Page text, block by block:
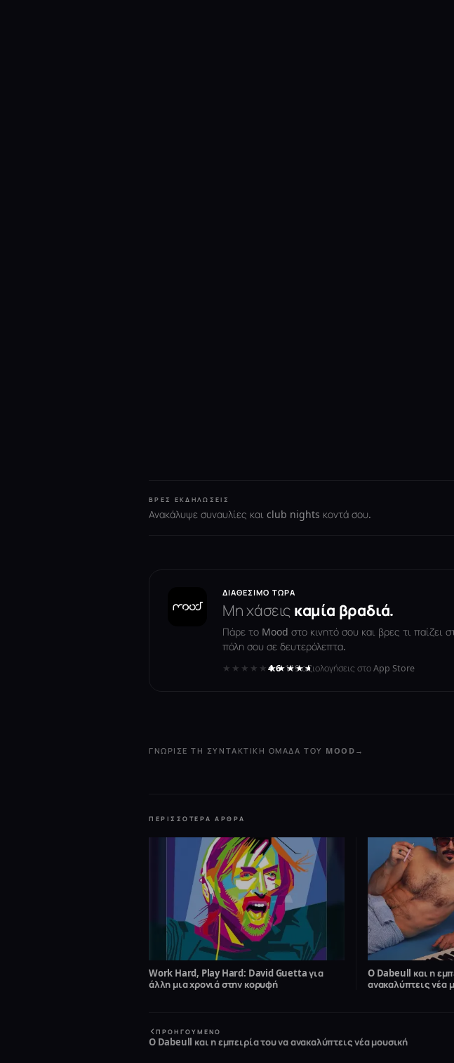
ΒΡΕΣ ΕΚΔΗΛΏΣΕΙΣ
Ανακάλυψε συναυλίες και club nights κοντά σου.
ΔΙΑΘΈΣΙΜΟ ΤΏΡΑ
Μη χάσεις καμία βραδιά.
Πάρε το Mood στο κινητό σου και βρες τι παίζει
πόλη σου σε δευτερόλεπτα.
★★★★★★★★★★
4.6· 119 αξιολογήσεις στο App Store
ΓΝΏΡΙΣΕ ΤΗ ΣΥΝΤΑΚΤΙΚΉ ΟΜΆΔΑ ΤΟΥ MOOD →
ΠΕΡΙΣΣΌΤΕΡΑ ΆΡΘΡΑ
Work Hard, Play Hard: David Guetta για
άλλη μια χρονιά στην κορυφή
O Dabeull και η
ανακαλύπτεις νέα
ΠΡΟΗΓΟΎΜΕΝΟ
O Dabeull και η εμπειρία του να ανακαλύπτεις νέα μουσική